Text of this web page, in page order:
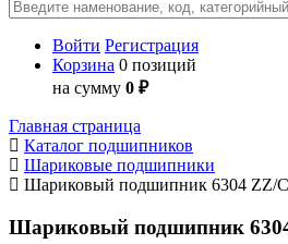
Войти Регистрация
Корзина 0 позиций
на сумму 0 ₽
Главная страница
Каталог подшипников
Шариковые подшипники
Шариковый подшипник 6304 ZZ/
Шариковый подшипник